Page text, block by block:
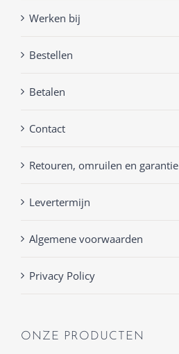
Werken bij
Bestellen
Betalen
Contact
Retouren, omruilen en garantie
Levertermijn
Algemene voorwaarden
Privacy Policy
ONZE PRODUCTEN